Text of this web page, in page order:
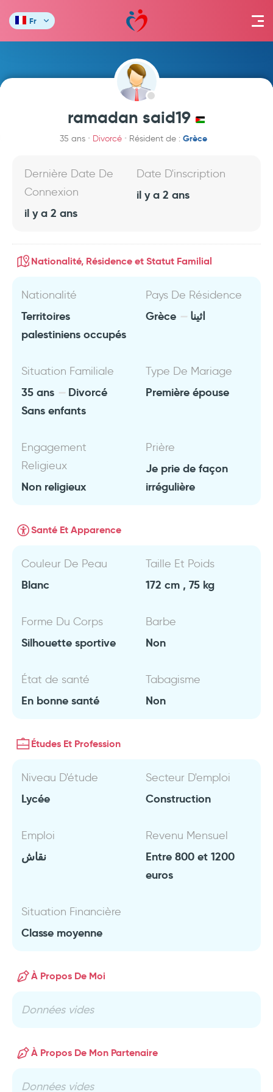
Fr
ramadan said19
35 ans Divorcé Résident de : Grèce
Dernière Date De
Connexion
il y a 2 ans
Date D'inscription
il y a 2 ans
Nationalité, Résidence et Statut Familial
Nationalité
Territoires
palestiniens occupés
Pays De Résidence
Grèce اثينا
Situation Familiale
35 ans
Divorcé
Sans enfants
Type De Mariage
Première épouse
Engagement
Religieux
Non religieux
Prière
Je prie de façon
irrégulière
Santé Et Apparence
Couleur De Peau
Blanc
Taille Et Poids
172 cm , 75 kg
Forme Du Corps
Silhouette sportive
Barbe
Non
État de santé
En bonne santé
Tabagisme
Non
Études Et Profession
Niveau D'étude
Lycée
Secteur D'emploi
Construction
Emploi
نقاش
Revenu Mensuel
Entre 800 et 1200
euros
Situation Financière
Classe moyenne
À Propos De Moi
Données vides
À Propos De Mon Partenaire
Données vides